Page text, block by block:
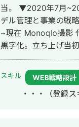
当。 ▼2020年7月~2021年2月 Ready株式会社 撮影会事業責任者 300名のモ
デル管理と事業の戦略立
~現在 Monoqlo撮影
黒字化。立ち上げ当
任。 ▼2021年8月~ 個人で業務システム/MAシステムを1名体制で開発し、中
小企業向けにソリューション営業。 ▼2021
サル企業 美容クリ
業務に従事。 ▼2023年1月~2024年3月 医療機関向け商材を取り扱う通販企業
スキル WEB戦略設計
・・・ （登録